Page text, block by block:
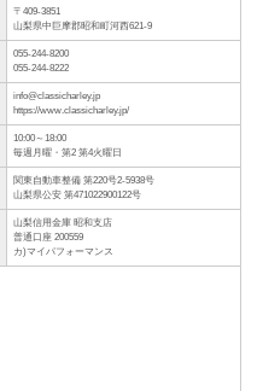
〒409-3851
山梨県中巨摩郡昭和町河西621-9
055-244-8200
055-244-8222
info@classicharley.jp
https://www.classicharley.jp/
10:00～18:00
毎週月曜・第2 第4火曜日
関東自動車整備 第220号2-5938号
山梨県公安 第471022900122号
山梨信用金庫 昭和支店
普通口座 200559
カ)マイパフォーマンス